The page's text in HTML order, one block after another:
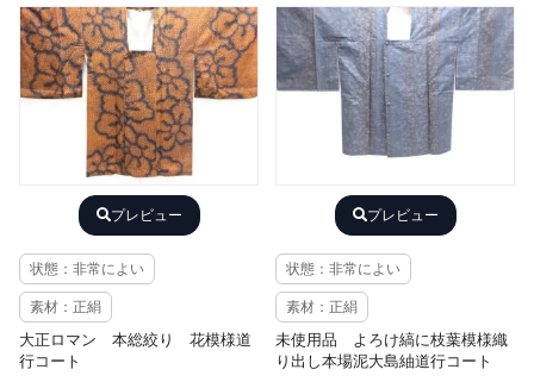
プレビュー
状態：非常によい
素材：正絹
大正ロマン 本総絞り 花模様道
行コート
プレビュー
状態：非常によい
素材：正絹
未使用品 よろけ縞に枝葉模様織
り出し本場泥大島紬道行コート